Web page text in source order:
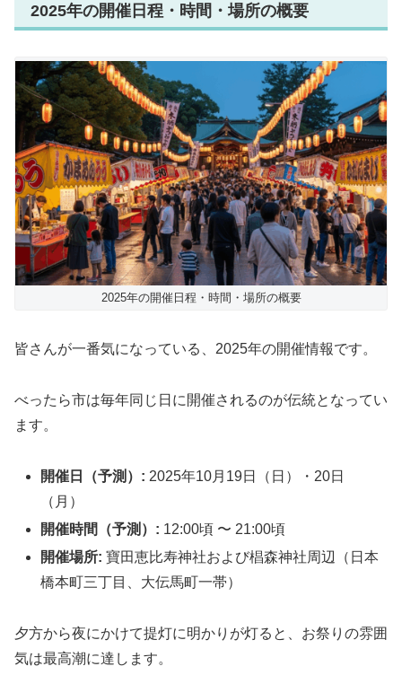
2025年の開催日程・時間・場所の概要
2025年の開催日程・時間・場所の概要
皆さんが一番気になっている、2025年の開催情報です。
べったら市は毎年同じ日に開催されるのが伝統となってい
ます。
開催日（予測）: 2025年10月19日（日）・20日
（月）
開催時間（予測）: 12:00頃 〜 21:00頃
開催場所: 寶田恵比寿神社および椙森神社周辺（日本
橋本町三丁目、大伝馬町一帯）
夕方から夜にかけて提灯に明かりが灯ると、お祭りの雰囲
気は最高潮に達します。